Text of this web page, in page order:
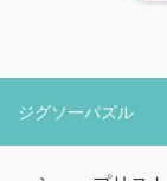
ジグソーパズル